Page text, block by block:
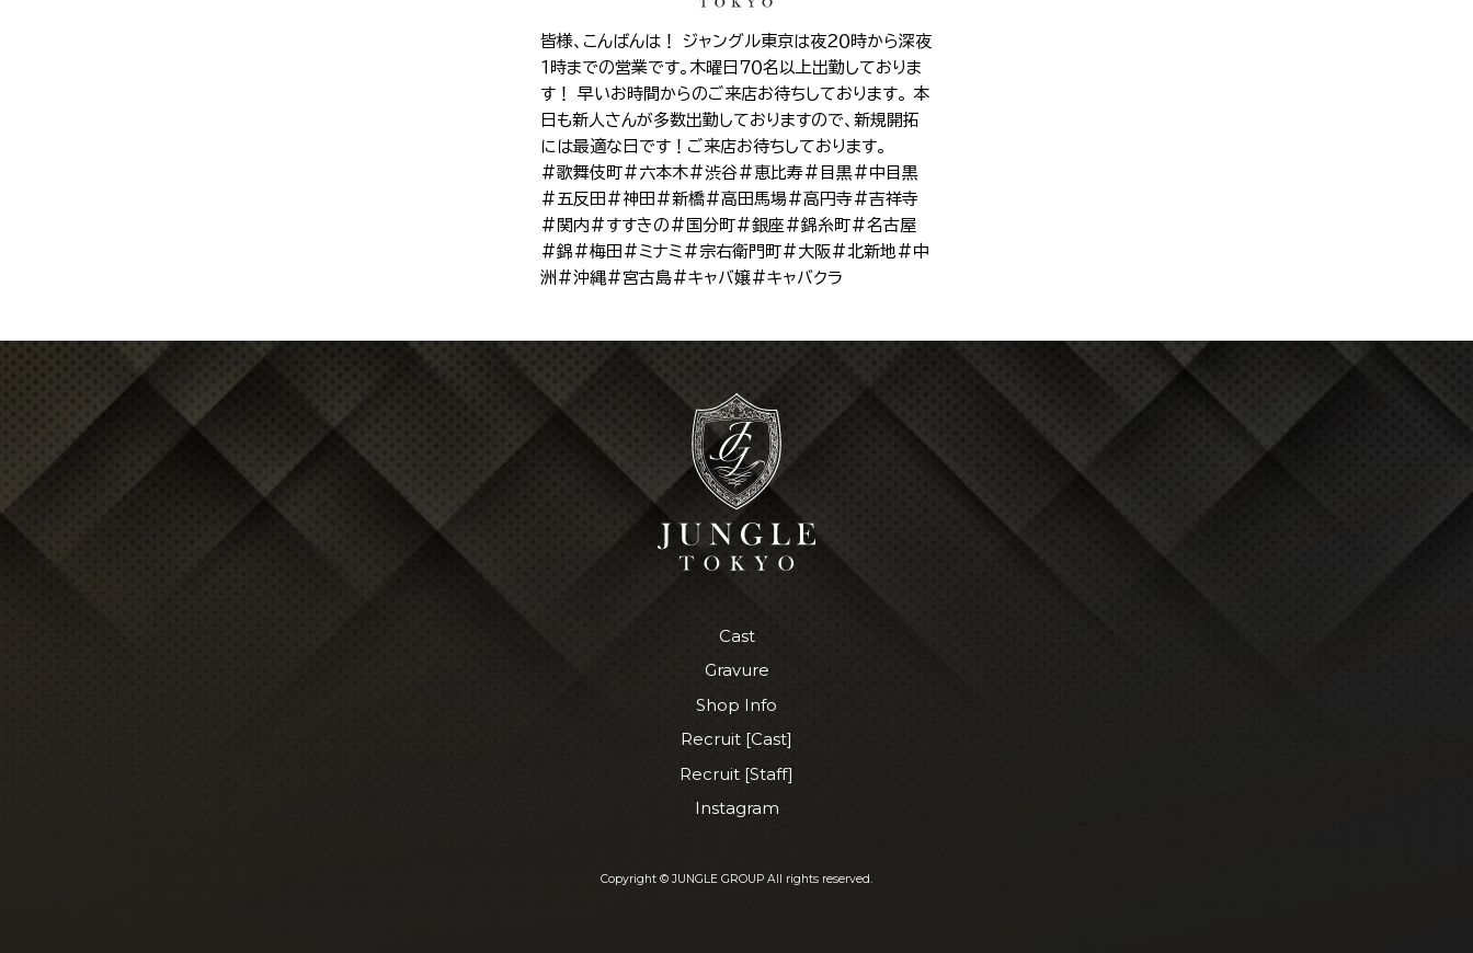
J-Tokyo Entertainment プロダクション事業
皆様、こんばんは！ ジャングル東京は夜２０時から深夜
１時までの営業です。木曜日７０名以上出勤しておりま
す！ 早いお時間からのご来店お待ちしております。 本
日も新人さんが多数出勤しておりますので、新規開拓
には最適な日です！ご来店お待ちしております。
#歌舞伎町#六本木#渋谷#恵比寿#目黒#中目黒
#五反田#神田#新橋#高田馬場#高円寺#吉祥寺
#関内#すすきの#国分町#銀座#錦糸町#名古屋
#錦#梅田#ミナミ#宗右衛門町#大阪#北新地#中
洲#沖縄#宮古島#キャバ嬢#キャバクラ
Cast
Gravure
Shop Info
Recruit [Cast]
Recruit [Staff]
Instagram
Copyright © JUNGLE GROUP All rights reserved.